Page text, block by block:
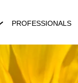
PROFESSIONALS